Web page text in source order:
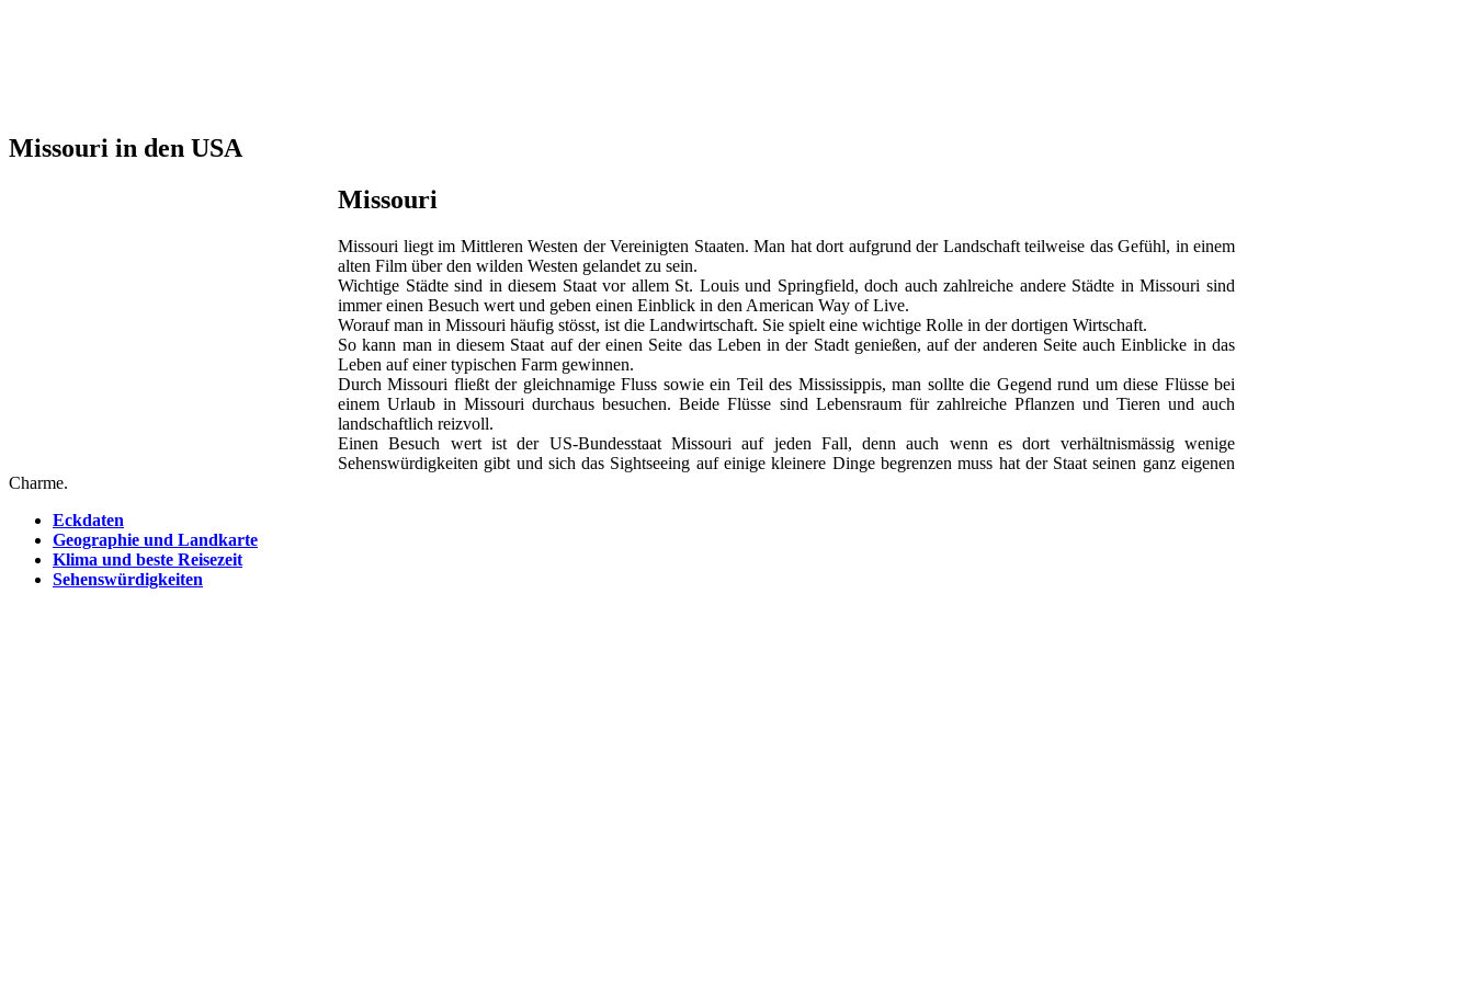
Missouri in den USA
Missouri
Missouri liegt im Mittleren Westen der Vereinigten Staaten. Man hat dort aufgrund der Landschaft teilweise das Gefühl, in einem
alten Film über den wilden Westen gelandet zu sein.
Wichtige Städte sind in diesem Staat vor allem St. Louis und Springfield, doch auch zahlreiche andere Städte in Missouri sind
immer einen Besuch wert und geben einen Einblick in den American Way of Live.
Worauf man in Missouri häufig stösst, ist die Landwirtschaft. Sie spielt eine wichtige Rolle in der dortigen Wirtschaft.
So kann man in diesem Staat auf der einen Seite das Leben in der Stadt genießen, auf der anderen Seite auch Einblicke in das
Leben auf einer typischen Farm gewinnen.
Durch Missouri fließt der gleichnamige Fluss sowie ein Teil des Mississippis, man sollte die Gegend rund um diese Flüsse bei
einem Urlaub in Missouri durchaus besuchen. Beide Flüsse sind Lebensraum für zahlreiche Pflanzen und Tieren und auch
landschaftlich reizvoll.
Einen Besuch wert ist der US-Bundesstaat Missouri auf jeden Fall, denn auch wenn es dort verhältnismässig wenige
Sehenswürdigkeiten gibt und sich das Sightseeing auf einige kleinere Dinge begrenzen muss hat der Staat seinen ganz eigenen
Charme.
Eckdaten
Geographie und Landkarte
Klima und beste Reisezeit
Sehenswürdigkeiten